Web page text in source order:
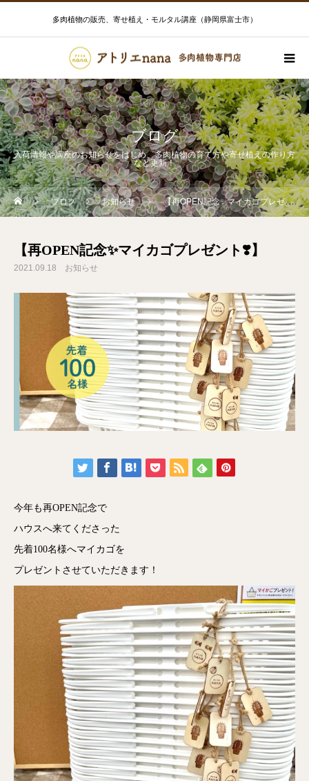
多肉植物の販売、寄せ植え・モルタル講座（静岡県富士市）
ブログ
入荷情報や講座のお知らせをはじめ、多肉植物の育て方や寄せ植えの作り方
など更新！
ブログ お知らせ 【再OPEN記念✨マイカゴプレゼント❣️】
【再OPEN記念✨マイカゴプレゼント❣️】
2021.09.18 お知らせ
今年も再OPEN記念で
ハウスへ来てくださった
先着100名様へマイカゴを
プレゼントさせていただきます！